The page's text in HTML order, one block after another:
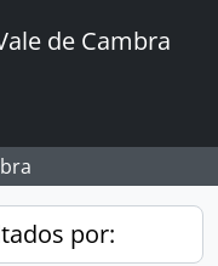
de Cambra
por: